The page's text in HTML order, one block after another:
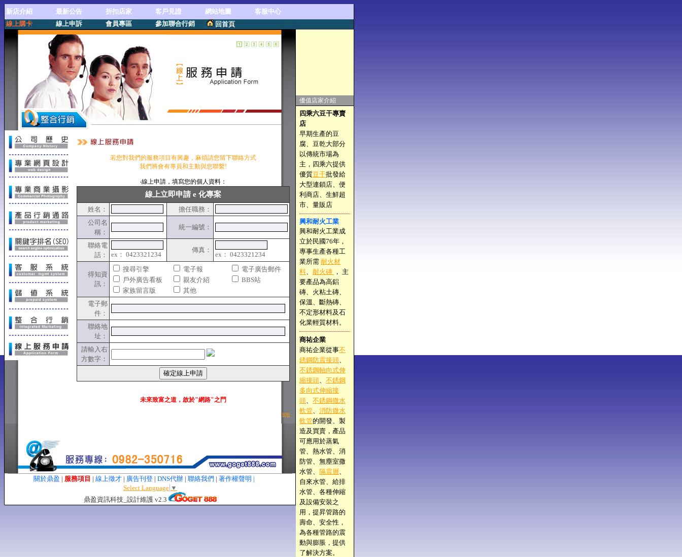
新店介紹 最新公告 折扣店家 客戶見證 網站地圖
客服中心
線上購卡
線上申訴 會員專區 參加聯合行銷 回首頁
若您對我們的服務項目有興趣，麻煩請您留下聯絡方式
我們將會有專員和主動與您聯繫!
‧線上申請，填寫您的個人資料：
線上立即申請 e 化專案
姓名：
擔任職務：
公司名
稱：
統一編號：
聯絡電
話：
ex： 0423321234
傳真：
ex： 0423321234
得知資
訊：
搜尋引擎 電子報
電子廣告郵件
戶外廣告看板
親友介紹
BBS站
家族留言版
其他
電子郵
件：
聯絡地
址：
請輸入右
方數字：
未來致富之道，啟於"網路"之門
top
關於鼎盈 | 服務項目 | 線上徵才| 廣告刊登| DNS代辦| 聯絡我們 | 著作權聲明 |
Select Language ▼
鼎盈資訊科技_設計維護 v2.3
優值店家介紹
四乘六豆干專賣
店
早期生產的豆
腐、豆乾大部分
以傳統市場為
主，四乘六提供
優質豆干批發給
大型連鎖店、便
利商店、生鮮超
市、量販店
興和耐火工業
興和耐火工業成
立於民國76年，
專事生產各種工
業所需 耐火材
料、 耐火磚 ， 主
要產品為高鋁
磚、火粘土磚、
保溫、斷熱磚、
不定形材料及石
化業輕質材料。
商祐企業
商祐企業從事不
銹鋼防震接頭、
不銹鋼軸向式伸
縮接頭、 不銹鋼
多向式伸縮接
頭、 不銹鋼撒水
軟管、 消防撒水
軟管的開發、製
造及買賣，產品
可應用於蒸氣
管、熱水管、消
防管、無塵室撒
水管、 隔震層、
自來水管、給排
水管、各種伸縮
及設備安裝之
用，提昇管路的
壽命、安全性，
為各種管路的震
動與膨脹，提供
了解決方案。